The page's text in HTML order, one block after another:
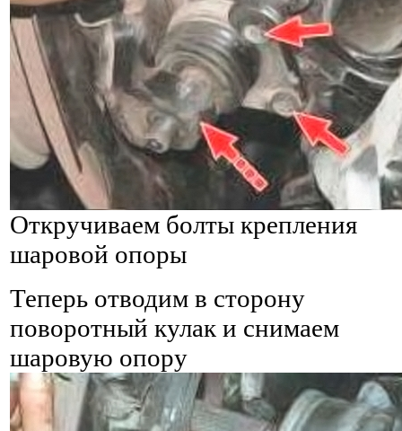
Откручиваем болты крепления
шаровой опоры
Теперь отводим в сторону
поворотный кулак и снимаем
шаровую опору